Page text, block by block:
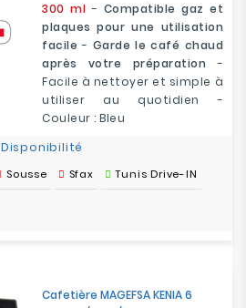
300 ml - Compatible gaz et
plaques pour une utilisation
facile - Garde le café chaud
après votre préparation -
Facile à nettoyer et simple à
utiliser au quotidien -
Couleur : Bleu
Disponibilité
Sousse Sfax Tunis Drive-IN
Cafetière MAGEFSA KENIA 6